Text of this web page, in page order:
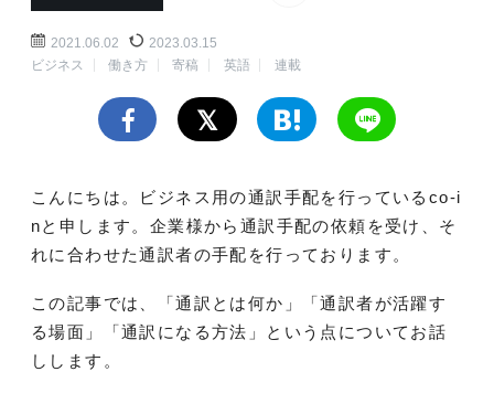
2021.06.02
2023.03.15
ビジネス
働き方 寄稿 英語 連載
こんにちは。ビジネス用の通訳手配を行っているco-i
nと申します。企業様から通訳手配の依頼を受け、そ
れに合わせた通訳者の手配を行っております。
この記事では、「通訳とは何か」「通訳者が活躍す
る場面」「通訳になる方法」という点についてお話
しします。